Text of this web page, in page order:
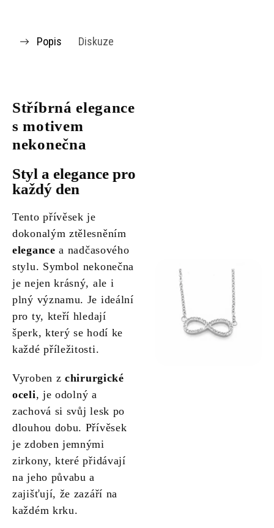
Popis Diskuze
Stříbrná elegance
s motivem
nekonečna
Styl a elegance pro
každý den
Tento přívěsek je
dokonalým ztělesněním
elegance a nadčasového
stylu. Symbol nekonečna
je nejen krásný, ale i
plný významu. Je ideální
pro ty, kteří hledají
šperk, který se hodí ke
každé příležitosti.
Vyroben z chirurgické
oceli, je odolný a
zachová si svůj lesk po
dlouhou dobu. Přívěsek
je zdoben jemnými
zirkony, které přidávají
na jeho půvabu a
zajišťují, že zazáří na
každém krku.